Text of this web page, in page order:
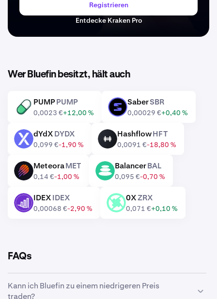
Registrieren
Entdecke Kraken Pro
Wer Bluefin besitzt, hält auch
PUMP PUMPPUMP
0,0023 €+12,00 %
SBR SaberSBR
0,00029 €+0,40 %
DYDX dYdXDYDX
0,099 €-1,90 %
HFT HashflowHFT
0,0091 €-18,80 %
MET MeteoraMET
0,14 €-1,00 %
BAL BalancerBAL
0,095 €-0,70 %
IDEX IDEXIDEX
0,00068 €-2,90 %
ZRX 0XZRX
0,071 €+0,10 %
FAQs
Kann ich Bluefin zu einem niedrigeren Preis
traden?